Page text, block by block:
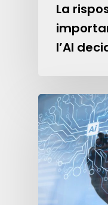
La
l’AI